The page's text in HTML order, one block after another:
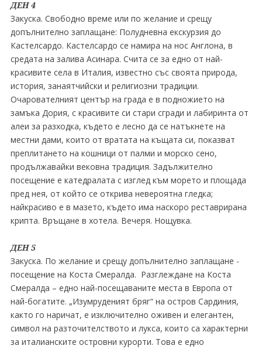
ДЕН 4
Закуска. Свободно време или по желание и срещу
допълнително заплащане: Полудневна екскурзия до
Кастелсардо. Кастелсардо се намира на нос Англона, в
средата на залива Асинара. Счита се за едно от най-
красивите села в Италия, известно със своята природа,
история, занаятчийски и религиозни традиции.
Очарователният център на града е в подножието на
замъка Дория, с красивите си стари сгради и лабиринта от
алеи за разходка, където е лесно да се натъкнете на
местни дами, които от вратата на къщата си, показват
преплитането на кошници от палми и морско сено,
продължавайки вековна традиция. Задължително
посещение е катедралата с изглед към морето и площада
пред нея, от който се открива невероятна гледка;
найкрасиво е в мазето, където има наскоро реставрирана
крипта. Връщане в хотела. Вечеря. Нощувка.
ДЕН 5
Закуска. По желание и срещу допълнително заплащане -
посещение на Коста Смералда. Разглеждане на Коста
Смералда – едно най-посещаваните места в Европа от
най-богатите. „Изумруденият бряг“ на остров Сардиния,
както го наричат, е изключително оживен и елегантен,
символ на разточителството и лукса, които са характерни
за италианските островни курорти. Това е едно